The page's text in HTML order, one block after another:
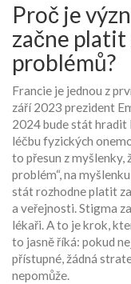
Proč je
začne platit
problémů?
Francie je jednou z
září 2023 prezident
2024 bude stát hradit
léčbu fyzických
to přesun z myšlenky,
problém“, na
stát rozhodne platit
a veřejnosti. Stigma
lékaři. A to je krok,
to jasně říká: pokud
přístupné, žádná
nepomůže.